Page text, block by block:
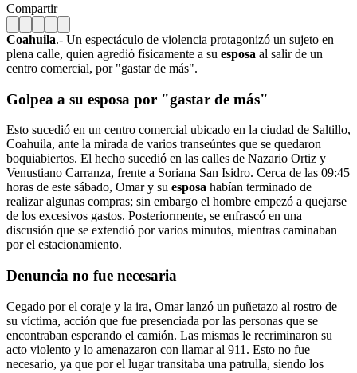
Compartir
Coahuila.- Un espectáculo de violencia protagonizó un sujeto en
plena calle, quien agredió físicamente a su esposa al salir de un
centro comercial, por "gastar de más".
Golpea a su esposa por "gastar de más"
Esto sucedió en un centro comercial ubicado en la ciudad de Saltillo,
Coahuila, ante la mirada de varios transeúntes que se quedaron
boquiabiertos. El hecho sucedió en las calles de Nazario Ortiz y
Venustiano Carranza, frente a Soriana San Isidro. Cerca de las 09:45
horas de este sábado, Omar y su esposa habían terminado de
realizar algunas compras; sin embargo el hombre empezó a quejarse
de los excesivos gastos. Posteriormente, se enfrascó en una
discusión que se extendió por varios minutos, mientras caminaban
por el estacionamiento.
Denuncia no fue necesaria
Cegado por el coraje y la ira, Omar lanzó un puñetazo al rostro de
su víctima, acción que fue presenciada por las personas que se
encontraban esperando el camión. Las mismas le recriminaron su
acto violento y lo amenazaron con llamar al 911. Esto no fue
necesario, ya que por el lugar transitaba una patrulla, siendo los